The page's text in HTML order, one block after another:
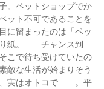
。ペットショップでか
ット不可であることを
に留まったのは「ペッ
紙。――チャンス到
こで待ち受けていたの
敵な生活が始まりそう
、実はオトコで……。平